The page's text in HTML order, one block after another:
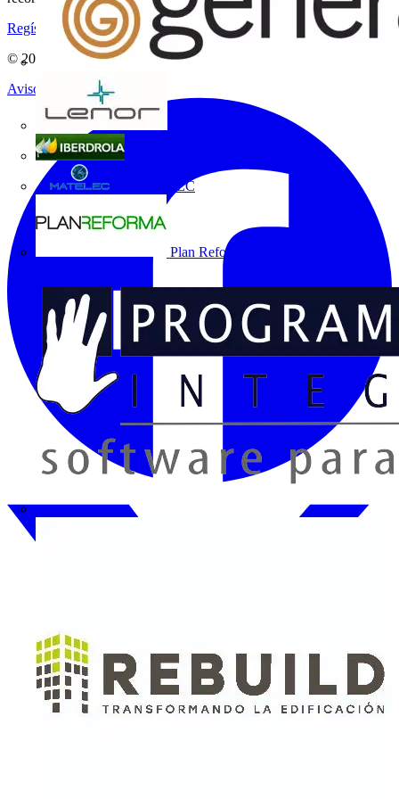
MATELEC
Plan Reforma
Regístrate aquí
© 2002-
2026Voltimum
Aviso legal